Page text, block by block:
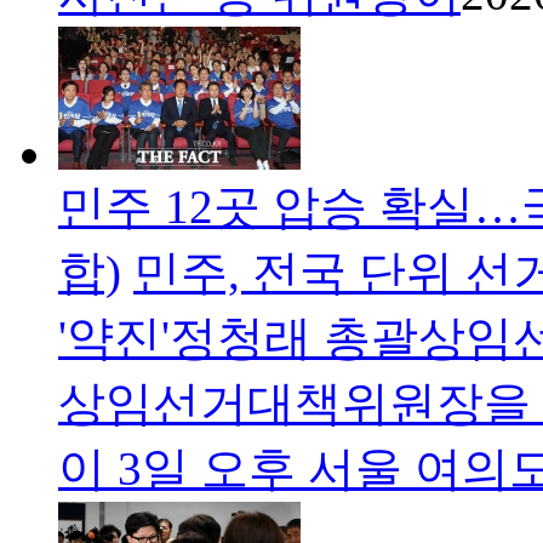
민주 12곳 압승 확실…
합) 민주, 전국 단위 선
'약진'정청래 총괄상임
상임선거대책위원장
이 3일 오후 서울 여의